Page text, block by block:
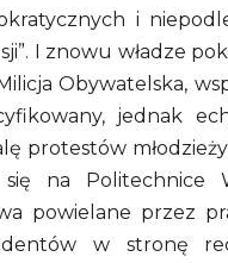
i
I znowu władze
Obywatelska,
jednak
protestów
na Politechnice
powielane przez
w stronę